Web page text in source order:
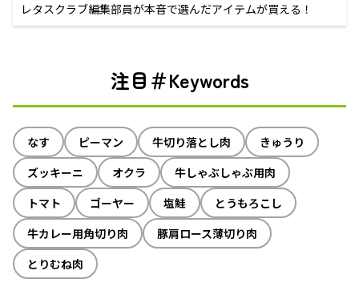
レタスクラブ編集部員が本音で選んだアイテムが買える！
注目＃Keywords
なす ピーマン 牛切り落とし肉
きゅうり
ズッキーニ
オクラ
牛しゃぶしゃぶ用肉
トマト
ゴーヤー 塩鮭
とうもろこし
牛カレー用角切り肉
豚肩ロース薄切り肉
とりむね肉